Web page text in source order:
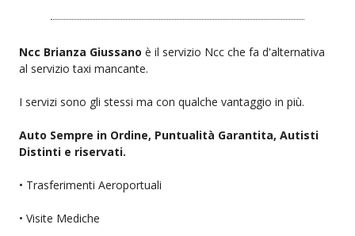
Ncc Brianza Giussano è il servizio Ncc che fa d'alternativa
al servizio taxi mancante.
I servizi sono gli stessi ma con qualche vantaggio in più.
Auto Sempre in Ordine, Puntualità Garantita, Autisti
Distinti e riservati.
• Trasferimenti Aeroportuali
• Visite Mediche